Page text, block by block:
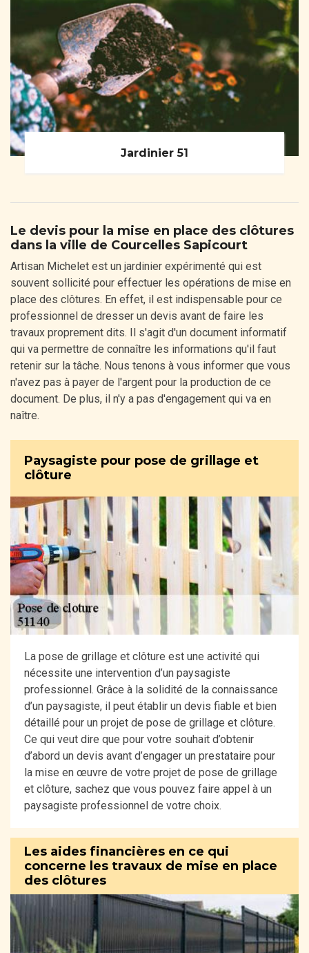
Jardinier 51
Le devis pour la mise en place des clôtures
dans la ville de Courcelles Sapicourt
Artisan Michelet est un jardinier expérimenté qui est
souvent sollicité pour effectuer les opérations de mise en
place des clôtures. En effet, il est indispensable pour ce
professionnel de dresser un devis avant de faire les
travaux proprement dits. Il s'agit d'un document informatif
qui va permettre de connaître les informations qu'il faut
retenir sur la tâche. Nous tenons à vous informer que vous
n'avez pas à payer de l'argent pour la production de ce
document. De plus, il n'y a pas d'engagement qui va en
naître.
Paysagiste pour pose de grillage et
clôture
La pose de grillage et clôture est une activité qui
nécessite une intervention d’un paysagiste
professionnel. Grâce à la solidité de la connaissance
d’un paysagiste, il peut établir un devis fiable et bien
détaillé pour un projet de pose de grillage et clôture.
Ce qui veut dire que pour votre souhait d’obtenir
d’abord un devis avant d’engager un prestataire pour
la mise en œuvre de votre projet de pose de grillage
et clôture, sachez que vous pouvez faire appel à un
paysagiste professionnel de votre choix.
Les aides financières en ce qui
concerne les travaux de mise en place
des clôtures